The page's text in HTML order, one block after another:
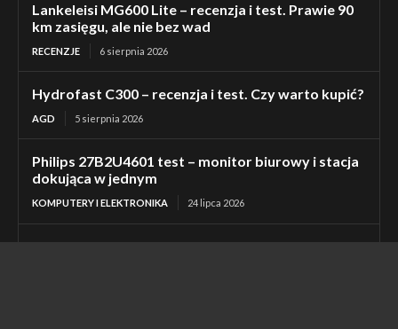
Lankeleisi MG600 Lite – recenzja i test. Prawie 90
km zasięgu, ale nie bez wad
RECENZJE 6 sierpnia 2026
Hydrofast C300 – recenzja i test. Czy warto kupić?
AGD 5 sierpnia 2026
Philips 27B2U4601 test – monitor biurowy i stacja
dokująca w jednym
KOMPUTERY I ELEKTRONIKA 24 lipca 2026